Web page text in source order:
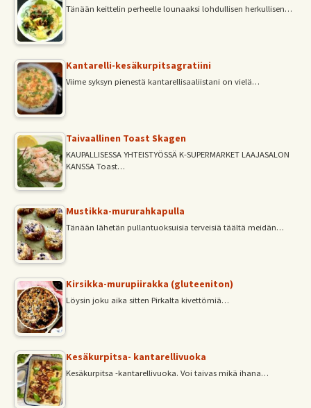
Tänään keittelin perheelle lounaaksi lohdullisen herkullisen…
Kantarelli-kesäkurpitsagratiini
Viime syksyn pienestä kantarellisaaliistani on vielä…
Taivaallinen Toast Skagen
KAUPALLISESSA YHTEISTYÖSSÄ K-SUPERMARKET LAAJASALON
KANSSA Toast…
Mustikka-mururahkapulla
Tänään lähetän pullantuoksuisia terveisiä täältä meidän…
Kirsikka-murupiirakka (gluteeniton)
Löysin joku aika sitten Pirkalta kivettömiä…
Kesäkurpitsa- kantarellivuoka
Kesäkurpitsa -kantarellivuoka. Voi taivas mikä ihana…